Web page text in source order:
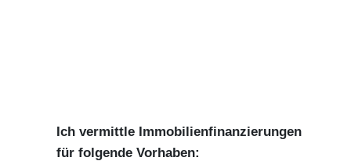
Ich vermittle Immobilienfinanzierungen
für folgende Vorhaben: